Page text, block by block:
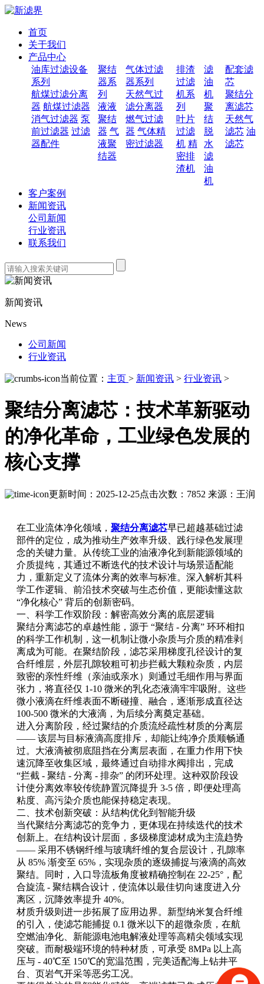
首页
关于我们
产品中心
油库过滤设备
系列
航煤过滤分离
器 航煤过滤器
消气过滤器 泵
前过滤器 过滤
器配件
聚结
器系
列
液液
聚结
器 气
液聚
结器
气体过滤
器系列
天然气过
滤分离器
燃气过滤
器 气体精
密过滤器
排渣
过滤
机系
列
叶片
过滤
机 精
密排
渣机
滤
油
机
聚
结
脱
水
滤
油
机
配套滤
芯
聚结分
离滤芯
天然气
滤芯 油
滤芯
客户案例
新闻资讯
公司新闻
行业资讯
联系我们
新闻资讯
News
公司新闻
行业资讯
当前位置： 主页 > 新闻资讯 > 行业资讯 >
聚结分离滤芯：技术革新驱动
的净化革命，工业绿色发展的
核心支撑
更新时间：2025-12-25点击次数：7852 来源：王润
在工业流体净化领域， 聚结分离滤芯早已超越基础过滤
部件的定位，成为推动生产效率升级、践行绿色发展理
念的关键力量。从传统工业的油液净化到新能源领域的
介质提纯，其通过不断迭代的技术设计与场景适配能
力，重新定义了流体分离的效率与标准。深入解析其科
学工作逻辑、前沿技术突破与生态价值，更能读懂这款
“净化核心” 背后的创新密码。
一、科学工作双阶段：解密高效分离的底层逻辑
聚结分离滤芯的卓越性能，源于 “聚结 - 分离” 环环相扣
的科学工作机制，这一机制让微小杂质与介质的精准剥
离成为可能。在聚结阶段，滤芯采用梯度孔径设计的复
合纤维层，外层孔隙较粗可初步拦截大颗粒杂质，内层
致密的亲性纤维（亲油或亲水）则通过毛细作用与界面
张力，将直径仅 1-10 微米的乳化态液滴牢牢吸附。这些
微小液滴在纤维表面不断碰撞、融合，逐渐形成直径达
100-500 微米的大液滴，为后续分离奠定基础。
进入分离阶段，经过聚结的介质流经疏性材质的分离层
—— 该层与目标液滴高度排斥，却能让纯净介质顺畅通
过。大液滴被彻底阻挡在分离层表面，在重力作用下快
速沉降至收集区域，最终通过自动排水阀排出，完成
“拦截 - 聚结 - 分离 - 排杂” 的闭环处理。这种双阶段设
计使分离效率较传统静置沉降提升 3-5 倍，即便处理高
粘度、高污染介质也能保持稳定表现。
二、技术创新突破：从结构优化到智能升级
当代聚结分离滤芯的竞争力，更体现在持续迭代的技术
创新上。在结构设计层面，多级梯度滤材成为主流趋势
—— 采用不锈钢纤维与玻璃纤维的复合层设计，孔隙率
从 85% 渐变至 65%，实现杂质的逐级捕捉与液滴的高效
聚结。同时，入口导流板角度被精确控制在 22-25°，配
合旋流 - 聚结耦合设计，使流体以最佳切向速度进入分
离区，沉降效率提升 40%。
材质升级则进一步拓展了应用边界。新型纳米复合纤维
的引入，使滤芯能捕捉 0.1 微米以下的超微杂质，在航
空燃油净化、新能源电池电解液处理等高精尖领域实现
突破。而耐极端环境的特种材质，可承受 8MPa 以上高
压与 - 40℃至 150℃的宽温范围，完美适配海上钻井平
台、页岩气开采等恶劣工况。